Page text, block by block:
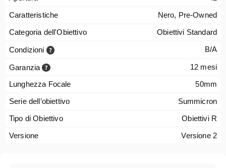
Caratteristiche
Nero, Pre-Owned
Categoria dell'Obiettivo
Obiettivi Standard
Condizioni B/A
Garanzia 12 mesi
Lunghezza Focale
50mm
Serie dell’obiettivo
Summicron
Tipo di Obiettivo
Obiettivi R
Versione
Versione 2